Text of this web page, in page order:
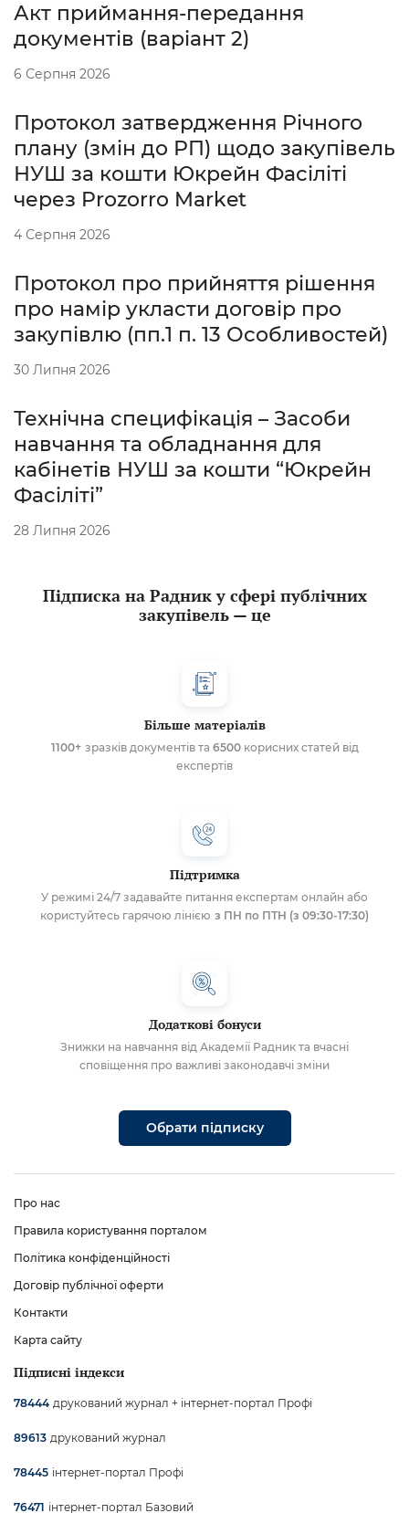
Акт приймання-передання
документів (варіант 2)
6 Серпня 2026
Протокол затвердження Річного
плану (змін до РП) щодо закупівель
НУШ за кошти Юкрейн Фасіліті
через Prozorro Market
4 Серпня 2026
Протокол про прийняття рішення
про намір укласти договір про
закупівлю (пп.1 п. 13 Особливостей)
30 Липня 2026
Технічна специфікація – Засоби
навчання та обладнання для
кабінетів НУШ за кошти “Юкрейн
Фасіліті”
28 Липня 2026
Підписка на Радник у сфері публічних
закупівель — це
Більше матеріалів
1100+ зразків документів та 6500корисних статей від
експертів
Підтримка
У режимі 24/7 задавайте питання експертам онлайн або
користуйтесь гарячою лінією з ПН по ПТН (з 09:30-17:30)
Додаткові бонуси
Знижки на навчання від Академії Радник та вчасні
сповіщення про важливі законодавчі зміни
Обрати підписку
Про нас
Правила користування порталом
Політика конфіденційності
Договір публічної оферти
Контакти
Карта сайту
Підписні індекси
78444 друкований журнал + інтернет-портал Профі
89613 друкований журнал
78445 інтернет-портал Профі
76471 інтернет-портал Базовий